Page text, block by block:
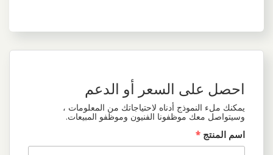
احصل على السعر أو الدعم
يمكنك ملء النموذج أدناه لاحتياجاتك من المعلومات ،
وسيتواصل معك موظفونا الفنيون وموظفو المبيعات.
اسم المنتج *